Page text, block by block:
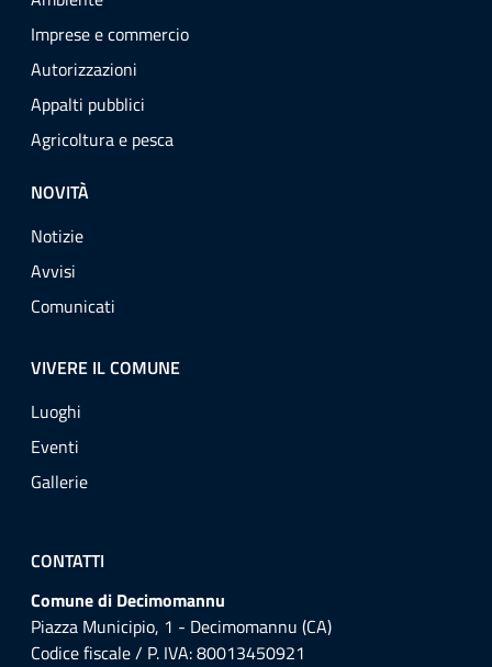
Imprese e commercio
Autorizzazioni
Appalti pubblici
Agricoltura e pesca
NOVITÀ
Notizie
Avvisi
Comunicati
VIVERE IL COMUNE
Luoghi
Eventi
Gallerie
CONTATTI
Comune di Decimomannu
Piazza Municipio, 1 - Decimomannu (CA)
Codice fiscale / P. IVA: 80013450921